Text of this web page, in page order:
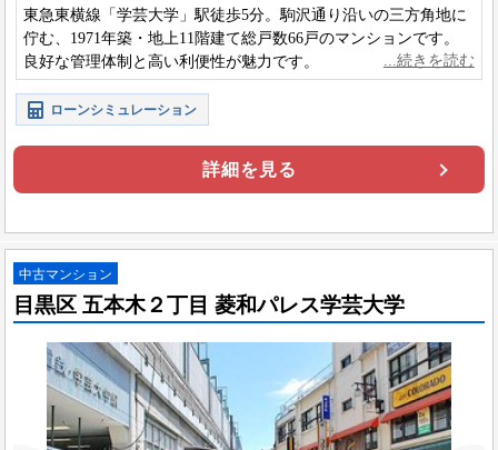
東急東横線「学芸大学」駅徒歩5分。駒沢通り沿いの三方角地に
佇む、1971年築・地上11階建て総戸数66戸のマンションです。
良好な管理体制と高い利便性が魅力です。
ローンシミュレーション
詳細を見る
中古マンション
目黒区 五本木２丁目 菱和パレス学芸大学